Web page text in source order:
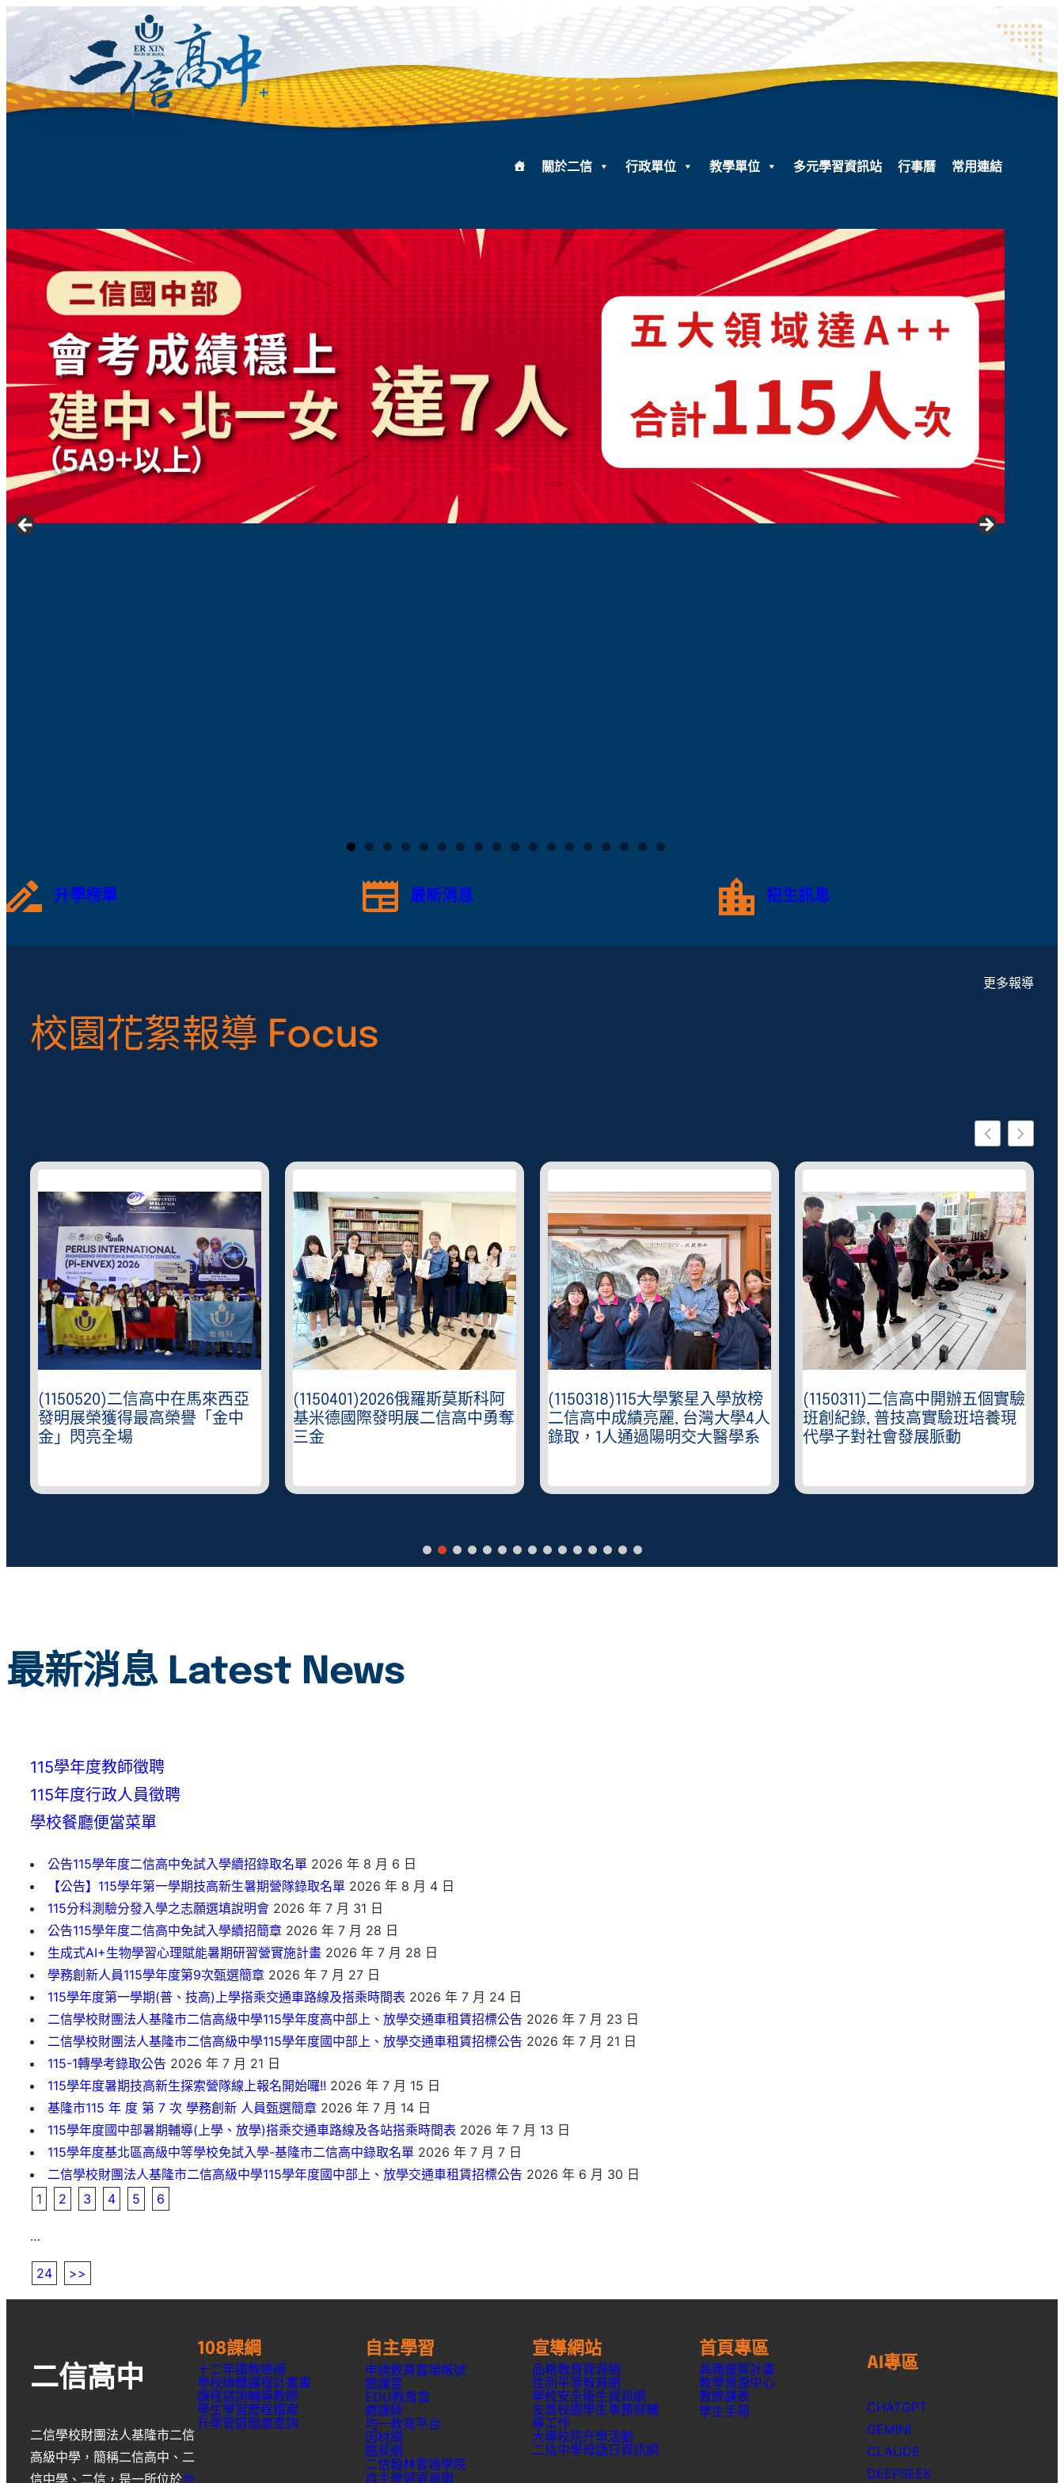
跳
要
內
關於二信 行政單位 教學單位 多元學習資訊站 行事曆 常用連結
升學榜單 最新消息 招生訊息
校園花絮報導 Focus
更多報導
(1150520)二信高中在馬來西亞
發明展榮獲得最高榮譽「金中
金」閃亮全場
(1150401)2026俄羅斯莫斯科阿
基米德國際發明展二信高中勇奪
三金
(1150318)115大學繁星入學放榜
二信高中成績亮麗, 台灣大學4人
錄取，1人通過陽明交大醫學系
(1150311)二信高中開辦五個實驗
班創紀錄, 普技高實驗班培養現
代學子對社會發展脈動
最新消息 Latest News
115學年度教師徵聘
115年度行政人員徵聘
學校餐廳便當菜單
公告115學年度二信高中免試入學續招錄取名單 2026 年 8 月 6 日
【公告】115學年第一學期技高新生暑期營隊錄取名單 2026 年 8 月 4 日
115分科測驗分發入學之志願選填說明會 2026 年 7 月 31 日
公告115學年度二信高中免試入學續招簡章 2026 年 7 月 28 日
生成式AI+生物學習心理賦能暑期研習營實施計畫 2026 年 7 月 28 日
學務創新人員115學年度第9次甄選簡章 2026 年 7 月 27 日
115學年度第一學期(普、技高)上學搭乘交通車路線及搭乘時間表 2026 年 7 月 24 日
二信學校財團法人基隆市二信高級中學115學年度高中部上、放學交通車租賃招標公告 2026 年 7 月 23 日
二信學校財團法人基隆市二信高級中學115學年度國中部上、放學交通車租賃招標公告 2026 年 7 月 21 日
115-1轉學考錄取公告 2026 年 7 月 21 日
115學年度暑期技高新生探索營隊線上報名開始囉!! 2026 年 7 月 15 日
基隆市115 年 度 第 7 次 學務創新 人員甄選簡章 2026 年 7 月 14 日
115學年度國中部暑期輔導(上學、放學)搭乘交通車路線及各站搭乘時間表 2026 年 7 月 13 日
115學年度基北區高級中等學校免試入學-基隆市二信高中錄取名單 2026 年 7 月 7 日
二信學校財團法人基隆市二信高級中學115學年度國中部上、放學交通車租賃招標公告 2026 年 6 月 30 日
1
2 3 4 5 6
…
24 >>
二信高中
二信學校財團法人基隆市二信
高級中學 ，簡稱二信高中 、 二
信中學 、 二信 ，是一所位於台
108課綱
十二年國教總綱
學校總體課程計畫書
課程諮詢輔導教師
學生學習歷程檔案
升學管道簡章查詢
自主學習
申請教育雲端帳號
酷課雲
EDU教育雲
磨課師
均一教育平台
因材網
酷英網
二信翰林雲端學院
自主學習資源網
宣導網站
品格教育資源網
性別平等教育網
學校安全衛生資訊網
友善校園學生事務與輔
導工作
大專校院升學活動
二信中學母語日資訊網
首頁專區
高職優質計畫
教學資源中心
教師課表
學生手冊
AI專區
CHATGPT
GEMINI
CLAUDE
DEEPSEEK